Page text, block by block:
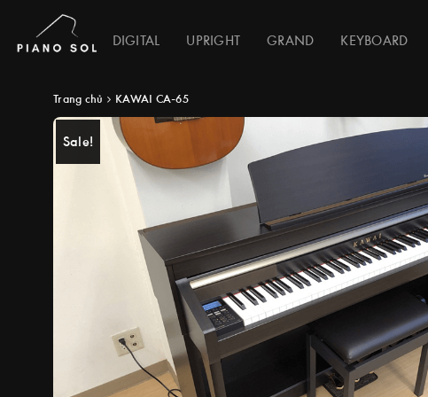
DIGITAL UPRIGHT GRAND KEYBOARD
Trang chủ KAWAI CA-65
Sale!